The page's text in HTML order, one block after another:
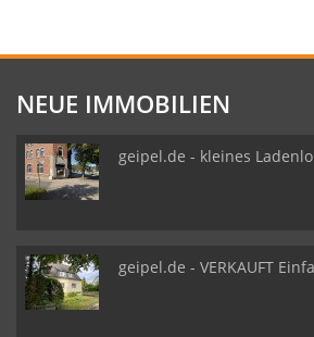
NEUE IMMOBILIEN
geipel.de - kleines
geipel.de - VERKAUFT